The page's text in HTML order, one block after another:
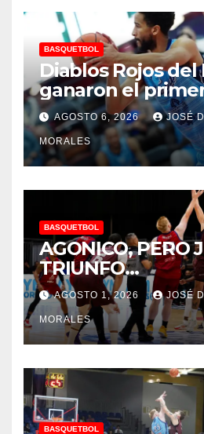
BASQUETBOL
Diablos Rojos del
ganaron el
AGOSTO 6, 2026 JOSÉ
MORALES
BASQUETBOL
AGONICO, PERO
TRIUNFO…
AGOSTO 1, 2026 JOSÉ
MORALES
BASQUETBOL